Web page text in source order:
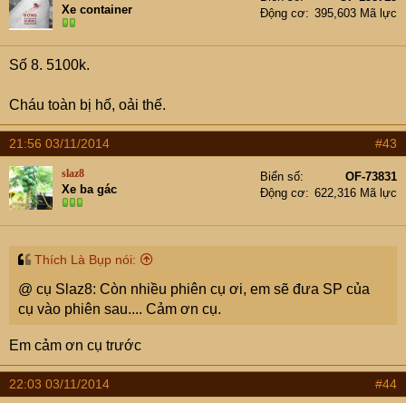
Xe container
Động cơ
395,603 Mã lực
Số 8. 5100k.
Cháu toàn bị hố, oải thế.
21:56 03/11/2014 #43
slaz8
Xe ba gác
Biển số
OF-73831
Động cơ
622,316 Mã lực
Thích Là Bụp nói:
@ cụ Slaz8: Còn nhiều phiên cụ ơi, em sẽ đưa SP của
cụ vào phiên sau.... Cảm ơn cụ.
Em cảm ơn cụ trước
22:03 03/11/2014 #44